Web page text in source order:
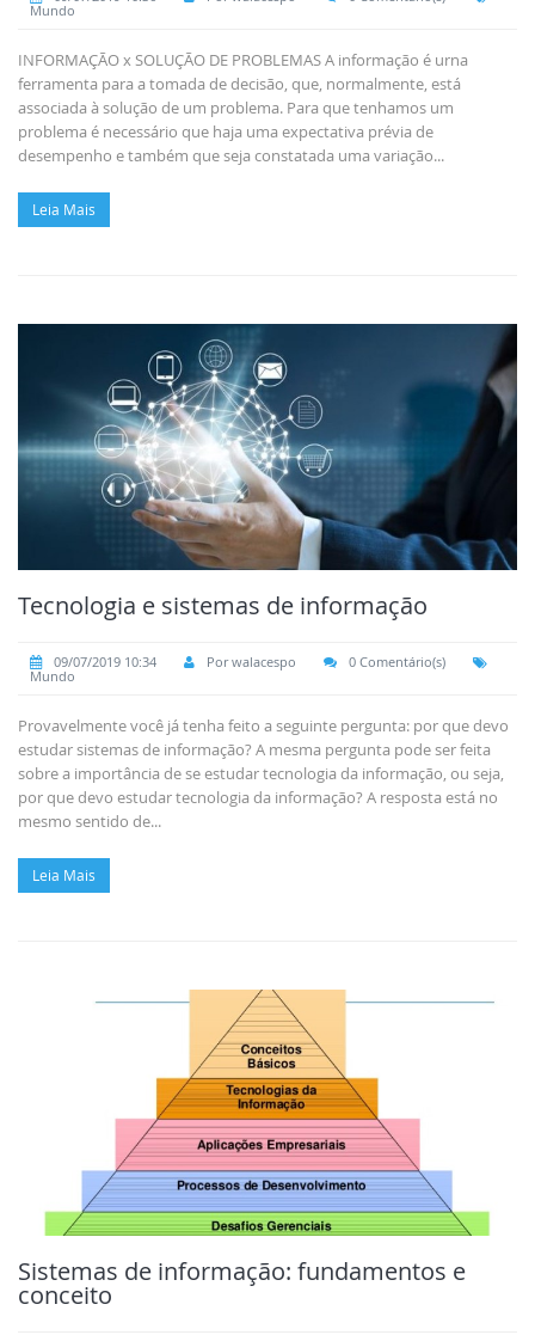
Mundo
INFORMAÇÃO x SOLUÇÃO DE PROBLEMAS A informação é urna
ferramenta para a tomada de decisão, que, normalmente, está
associada à solução de um problema. Para que tenhamos um
problema é necessário que haja uma expectativa prévia de
desempenho e também que seja constatada uma variação...
Leia Mais
Tecnologia e sistemas de informação
09/07/2019 10:34 Por walacespo
0 Comentário(s)
Mundo
Provavelmente você já tenha feito a seguinte pergunta: por que devo
estudar sistemas de informação? A mesma pergunta pode ser feita
sobre a importância de se estudar tecnologia da informação, ou seja,
por que devo estudar tecnologia da informação? A resposta está no
mesmo sentido de...
Leia Mais
Sistemas de informação: fundamentos e
conceito